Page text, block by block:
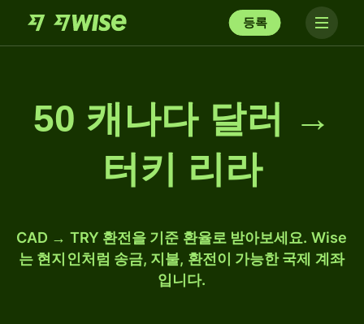
등록
50 캐나다 달러 →
터키 리라
CAD → TRY 환전을 기준 환율로 받아보세요. Wise
는 현지인처럼 송금, 지불, 환전이 가능한 국제 계좌
입니다.